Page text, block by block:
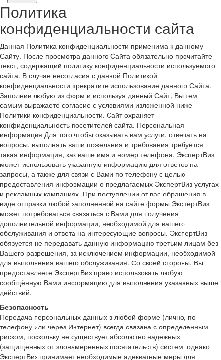
Политика
конфиденциальности сайта
Данная Политика конфиденциальности применима к данному
Сайту. После просмотра данного Сайта обязательно прочитайте
текст, содержащий политику конфиденциальности используемого
сайта. В случае несогласия с данной Политикой
конфиденциальности прекратите использование данного Сайта.
Заполнив любую из форм и используя данный Сайт, Вы тем
самым выражаете согласие с условиями изложенной ниже
Политики конфиденциальности. Сайт охраняет
конфиденциальность посетителей сайта. Персональная
информация Для того чтобы оказывать вам услуги, отвечать на
вопросы, выполнять ваши пожелания и требования требуется
такая информация, как ваше имя и номер телефона. ЭкспертВиз
может использовать указанную информацию для ответов на
запросы, а также для связи с Вами по телефону с целью
предоставления информации о предлагаемых ЭкспертВиз услугах
и рекламных кампаниях. При поступлении от вас обращения в
виде отправки любой заполненной на сайте формы ЭкспертВиз
может потребоваться связаться с Вами для получения
дополнительной информации, необходимой для вашего
обслуживания и ответа на интересующие вопросы. ЭкспертВиз
обязуется не передавать данную информацию третьим лицам без
Вашего разрешения, за исключением информации, необходимой
для выполнения вашего обслуживания. Со своей стороны, Вы
предоставляете ЭкспертВиз право использовать любую
сообщѐнную Вами информацию для выполнения указанных выше
действий.
Безопасность
Передача персональных данных в любой форме (лично, по
телефону или через Интернет) всегда связана с определенным
риском, поскольку не существует абсолютно надежных
(защищенных от злонамеренных посягательств) систем, однако
ЭкспертВиз принимает необходимые адекватные меры для